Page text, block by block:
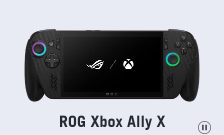
ROG Xbox Ally X